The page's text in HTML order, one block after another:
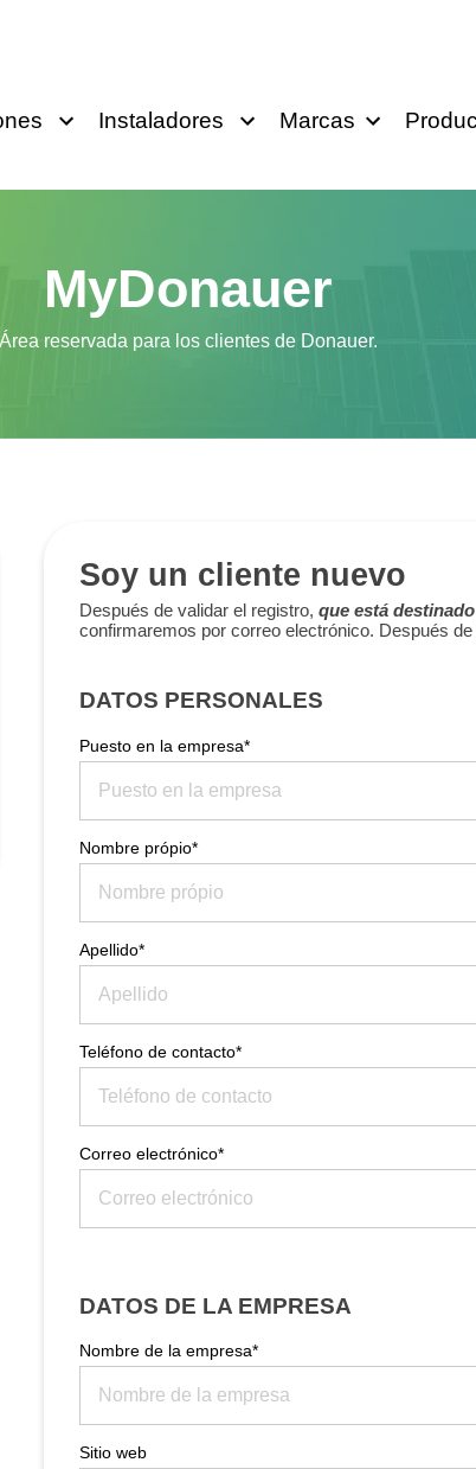
Instaladores Marcas
MyDonauer
Área reservada para los clientes de Donauer.
Soy un cliente nuevo
Después de validar el registro, que está
confirmaremos por correo electrónico. Después
DATOS PERSONALES
Puesto en la empresa*
Nombre própio*
Apellido*
Teléfono de contacto*
Correo electrónico*
DATOS DE LA EMPRESA
Nombre de la empresa*
Sitio web